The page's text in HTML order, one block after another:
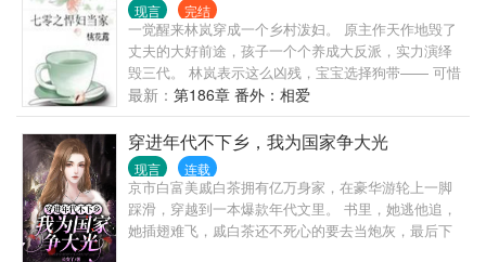
现言 完结
一觉醒来林岚穿成一个乡村泼妇。 原主作天作地毁了
丈夫的大好前途，孩子一个个养成大反派，实力演绎
毁三代。 林岚表示这么凶残，宝宝选择狗带—— 可惜
回不去，离不开，为了后半生幸福只能正面杠咯。 那
啥，谁说孩子是小天使，明明都是小恶魔！ 林岚表示
蹬鼻子上脸，不能惯着！撸起袖子先收拾熊崽子改变
未来悲惨结局，再征服一家子过好日子，挣得一个村
霸悍妇之名。 原想就这么相敬如宾，谁知道严肃冷漠
的男人看她的眼神越来越炽热，宠她宠得全村说闲
话。 …… 韩青松本在军
最新： 第186章 番外：相爱
穿进年代不下乡，我为国家争大光
现言 连载
京市白富美戚白茶拥有亿万身家，在豪华游轮上一脚
踩滑，穿越到一本爆款年代文里。 书里，她逃他追，
她插翅难飞，戚白茶还不死心的要去当炮灰，最后下